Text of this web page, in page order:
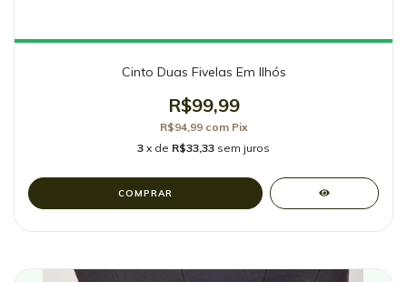
Cinto Duas Fivelas Em Ilhós
R$99,99
R$94,99 com Pix
3 x de R$33,33 sem juros
COMPRAR